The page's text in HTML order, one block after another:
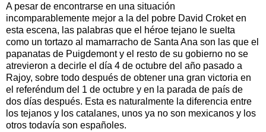
A pesar de encontrarse en una situación
incomparablemente mejor a la del pobre David Croket en
esta escena, las palabras que el héroe tejano le suelta
como un tortazo al mamarracho de Santa Ana son las que el
papanatas de Puigdemont y el resto de su gobierno no se
atrevieron a decirle el día 4 de octubre del año pasado a
Rajoy, sobre todo después de obtener una gran victoria en
el referéndum del 1 de octubre y en la parada de país de
dos días después. Esta es naturalmente la diferencia entre
los tejanos y los catalanes, unos ya no son mexicanos y los
otros todavía son españoles.